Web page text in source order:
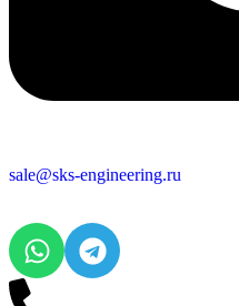
sale@sks-engineering.ru